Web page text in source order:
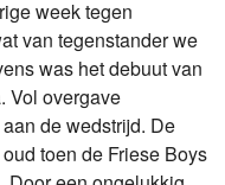
week tegen
van tegenstander we
was het debuut van
Vol overgave
de wedstrijd. De
toen de Friese Boys